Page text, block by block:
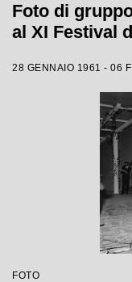
Foto di
al XI Festival
28 GENNAIO 1961 - 06
FOTO